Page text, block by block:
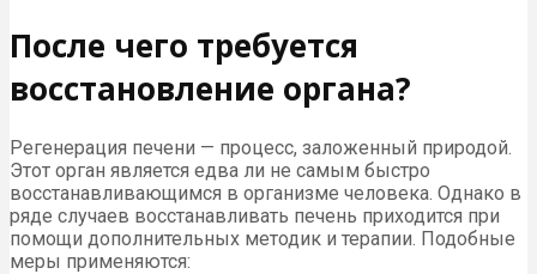
После чего требуется
восстановление органа?
Регенерация печени — процесс, заложенный природой.
Этот орган является едва ли не самым быстро
восстанавливающимся в организме человека. Однако в
ряде случаев восстанавливать печень приходится при
помощи дополнительных методик и терапии. Подобные
меры применяются: